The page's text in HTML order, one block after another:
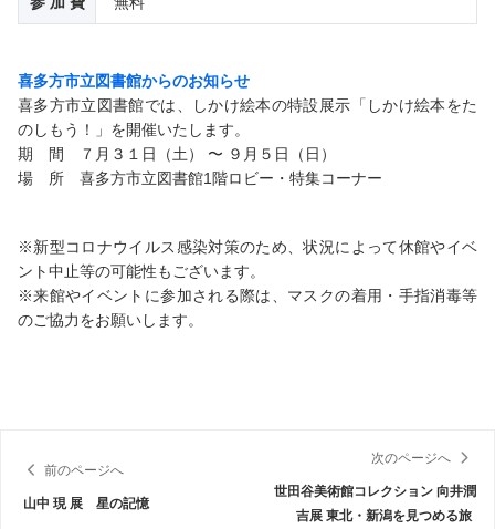
喜多方市立図書館からのお知らせ
喜多方市立図書館では、しかけ絵本の特設展示「しかけ絵本をた
のしもう！」を開催いたします。
期 間 ７月３１日（土） 〜 ９月５日（日）
場 所 喜多方市立図書館1階ロビー・特集コーナー
※新型コロナウイルス感染対策のため、状況によって休館やイベ
ント中止等の可能性もございます。
※来館やイベントに参加される際は、マスクの着用・手指消毒等
のご協力をお願いします。
前のページへ
山中 現 展 星の記憶
次のページへ
世田谷美術館コレクション 向井潤
吉展 東北・新潟を見つめる旅